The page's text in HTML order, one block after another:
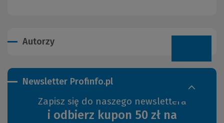
Autorzy
Newsletter Profinfo.pl
Zapisz się do naszego newslettera
i odbierz kupon 50 zł na